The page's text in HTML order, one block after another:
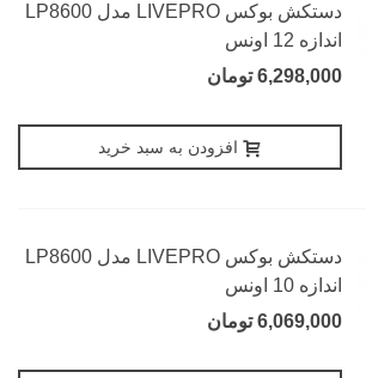
دستکش بوکس LIVEPRO مدل LP8600
اندازه 12 اونس
6,298,000 تومان
افزودن به سبد خرید
دستکش بوکس LIVEPRO مدل LP8600
اندازه 10 اونس
6,069,000 تومان